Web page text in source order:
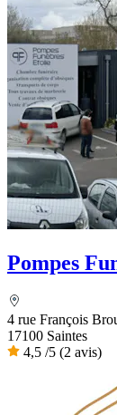
Pompes
4 rue François
17100 Saintes
4,5 /5 (2 avis)